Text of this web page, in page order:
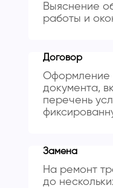
Выяснение
работы и
Договор
Оформление
документа,
перечень
Замена
На ремонт
до